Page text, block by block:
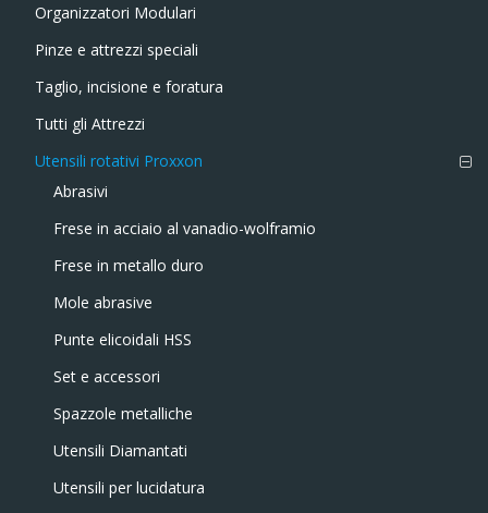
Organizzatori Modulari
Pinze e attrezzi speciali
Taglio, incisione e foratura
Tutti gli Attrezzi
Utensili rotativi Proxxon
Abrasivi
Frese in acciaio al vanadio-wolframio
Frese in metallo duro
Mole abrasive
Punte elicoidali HSS
Set e accessori
Spazzole metalliche
Utensili Diamantati
Utensili per lucidatura